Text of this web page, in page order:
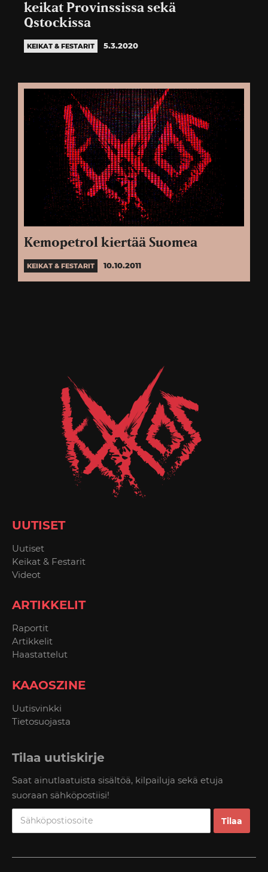
keikat Provinssissa sekä
Qstockissa
KEIKAT & FESTARIT 5.3.2020
Kemopetrol kiertää Suomea
KEIKAT & FESTARIT 10.10.2011
UUTISET
Uutiset
Keikat & Festarit
Videot
ARTIKKELIT
Raportit
Artikkelit
Haastattelut
KAAOSZINE
Uutisvinkki
Tietosuojasta
Tilaa uutiskirje
Saat ainutlaatuista sisältöä, kilpailuja sekä etuja
suoraan sähköpostiisi!